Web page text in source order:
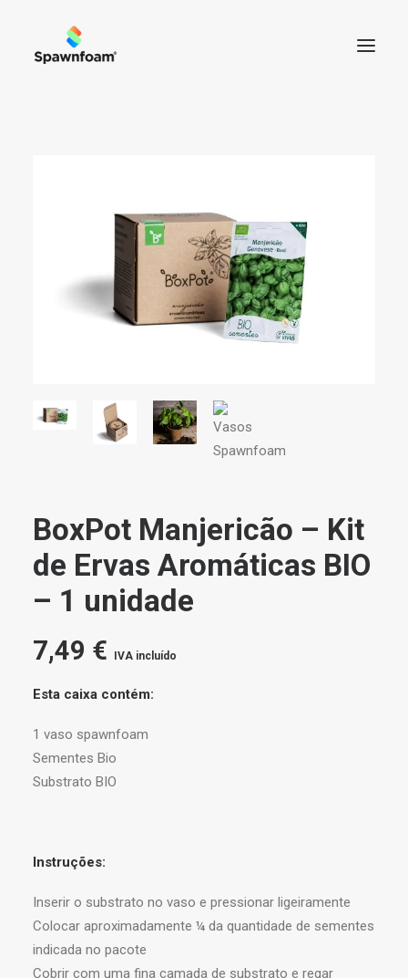
BoxPot Manjericão – Kit
de Ervas Aromáticas BIO
– 1 unidade
7,49 € IVA incluído
Esta caixa contém:
1 vaso spawnfoam
Sementes Bio
Substrato BIO
Instruções:
Inserir o substrato no vaso e pressionar ligeiramente
Colocar aproximadamente ¼ da quantidade de sementes
indicada no pacote
Cobrir com uma fina camada de substrato e regar